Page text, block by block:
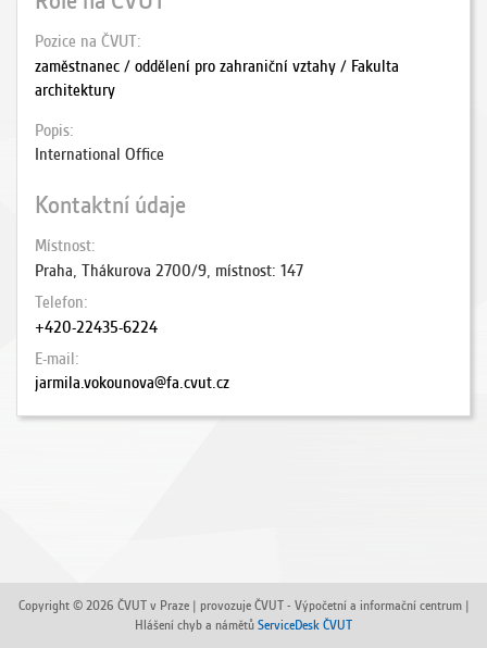
Pozice na ČVUT
zaměstnanec / oddělení pro zahraniční vztahy / Fakulta
architektury
Popis
International Office
Kontaktní údaje
Místnost
Praha, Thákurova 2700/9, místnost: 147
Telefon
+420-22435-6224
E-mail
jarmila.vokounova@fa.cvut.cz
Copyright © 2026 ČVUT v Praze | provozuje ČVUT - Výpočetní a informační centrum |
Hlášení chyb a námětů ServiceDesk ČVUT